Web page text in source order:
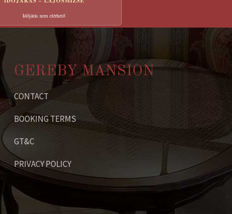
Időjárás nem elérhető
GEREBY MANSION
CONTACT
BOOKING TERMS
GT&C
PRIVACY POLICY